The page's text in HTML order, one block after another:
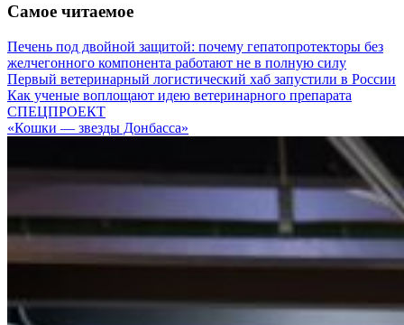
Самое читаемое
Печень под двойной защитой: почему гепатопротекторы без
желчегонного компонента работают не в полную силу
Первый ветеринарный логистический хаб запустили в России
Как ученые воплощают идею ветеринарного препарата
СПЕЦПРОЕКТ
«Кошки — звезды Донбасса»